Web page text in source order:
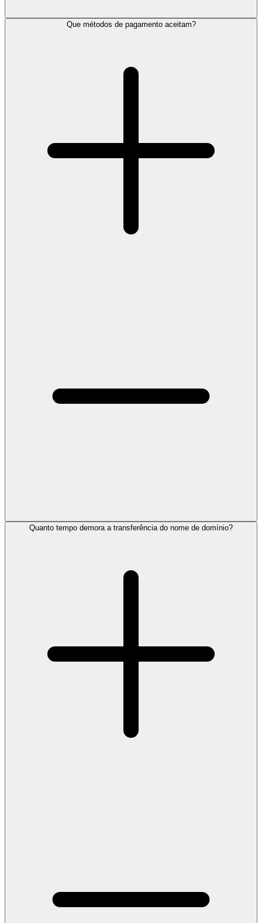
Que métodos de pagamento aceitam?
Quanto tempo demora a transferência do nome de domínio?